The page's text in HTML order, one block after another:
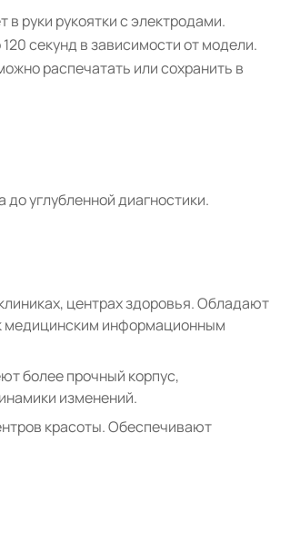
руки рукоятки с электродами.
секунд в зависимости от модели.
распечатать или сохранить в
углубленной диагностики.
центрах здоровья. Обладают
медицинским информационным
более прочный корпус,
изменений.
красоты. Обеспечивают